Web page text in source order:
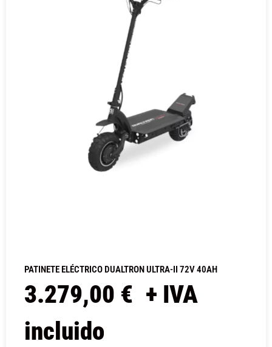
PATINETE ELÉCTRICO DUALTRON ULTRA-II 72V 40AH
3.279,00 € + IVA
incluido